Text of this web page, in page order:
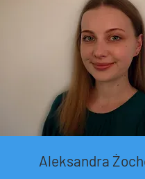
Aleksandra